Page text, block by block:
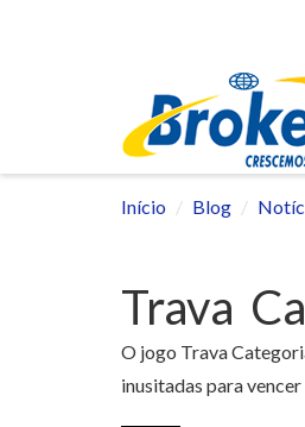
Início Blog
Trava
O jogo Trava
inusitadas para